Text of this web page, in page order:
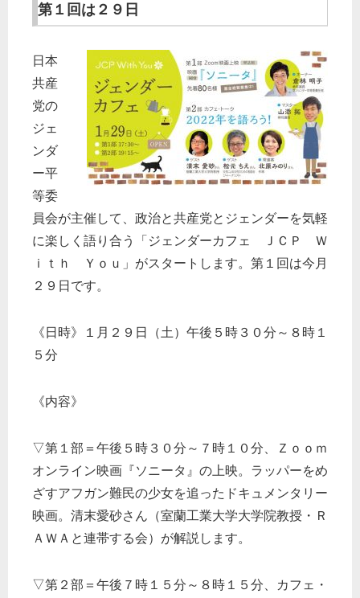
第１回は２９日
日本
共産
党の
ジェ
ンダ
ー平
等委
員会が主催して、政治と共産党とジェンダーを気軽
に楽しく語り合う「ジェンダーカフェ ＪＣＰ Ｗ
ｉｔｈ Ｙｏｕ」がスタートします。第１回は今月
２９日です。
《日時》１月２９日（土）午後５時３０分～８時１
５分
《内容》
▽第１部＝午後５時３０分～７時１０分、Ｚｏｏｍ
オンライン映画『ソニータ』の上映。ラッパーをめ
ざすアフガン難民の少女を追ったドキュメンタリー
映画。清末愛砂さん（室蘭工業大学大学院教授・Ｒ
ＡＷＡと連帯する会）が解説します。
▽第２部＝午後７時１５分～８時１５分、カフェ・